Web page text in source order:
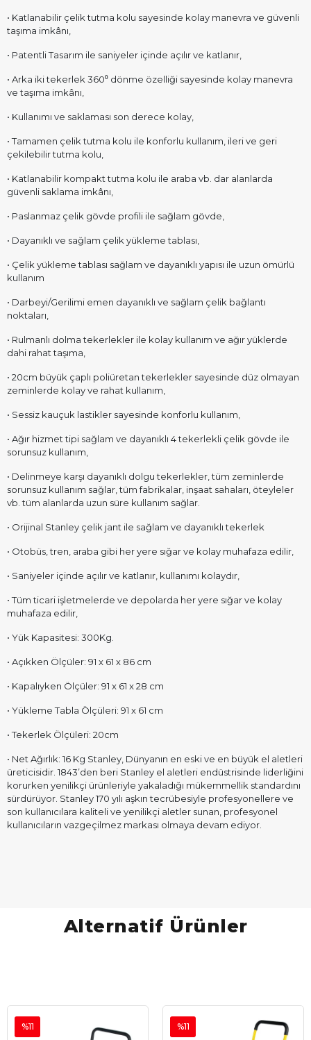
• Katlanabilir çelik tutma kolu sayesinde kolay manevra ve güvenli
taşıma imkânı,
• Patentli Tasarım ile saniyeler içinde açılır ve katlanır,
• Arka iki tekerlek 360⁰ dönme özelliği sayesinde kolay manevra
ve taşıma imkânı,
• Kullanımı ve saklaması son derece kolay,
• Tamamen çelik tutma kolu ile konforlu kullanım, ileri ve geri
çekilebilir tutma kolu,
• Katlanabilir kompakt tutma kolu ile araba vb. dar alanlarda
güvenli saklama imkânı,
• Paslanmaz çelik gövde profili ile sağlam gövde,
• Dayanıklı ve sağlam çelik yükleme tablası,
• Çelik yükleme tablası sağlam ve dayanıklı yapısı ile uzun ömürlü
kullanım
• Darbeyi/Gerilimi emen dayanıklı ve sağlam çelik bağlantı
noktaları,
• Rulmanlı dolma tekerlekler ile kolay kullanım ve ağır yüklerde
dahi rahat taşıma,
• 20cm büyük çaplı poliüretan tekerlekler sayesinde düz olmayan
zeminlerde kolay ve rahat kullanım,
• Sessiz kauçuk lastikler sayesinde konforlu kullanım,
• Ağır hizmet tipi sağlam ve dayanıklı 4 tekerlekli çelik gövde ile
sorunsuz kullanım,
• Delinmeye karşı dayanıklı dolgu tekerlekler, tüm zeminlerde
sorunsuz kullanım sağlar, tüm fabrikalar, inşaat sahaları, öteyleler
vb. tüm alanlarda uzun süre kullanım sağlar.
• Orijinal Stanley çelik jant ile sağlam ve dayanıklı tekerlek
• Otobüs, tren, araba gibi her yere sığar ve kolay muhafaza edilir,
• Saniyeler içinde açılır ve katlanır, kullanımı kolaydır,
• Tüm ticari işletmelerde ve depolarda her yere sığar ve kolay
muhafaza edilir,
• Yük Kapasitesi: 300Kg.
• Açıkken Ölçüler: 91 x 61 x 86 cm
• Kapalıyken Ölçüler: 91 x 61 x 28 cm
• Yükleme Tabla Ölçüleri: 91 x 61 cm
• Tekerlek Ölçüleri: 20cm
• Net Ağırlık: 16 Kg Stanley, Dünyanın en eski ve en büyük el aletleri
üreticisidir. 1843’den beri Stanley el aletleri endüstrisinde liderliğini
korurken yenilikçi ürünleriyle yakaladığı mükemmellik standardını
sürdürüyor. Stanley 170 yılı aşkın tecrübesiyle profesyonellere ve
son kullanıcılara kaliteli ve yenilikçi aletler sunan, profesyonel
kullanıcıların vazgeçilmez markası olmaya devam ediyor.
Alternatif Ürünler
%11 %11